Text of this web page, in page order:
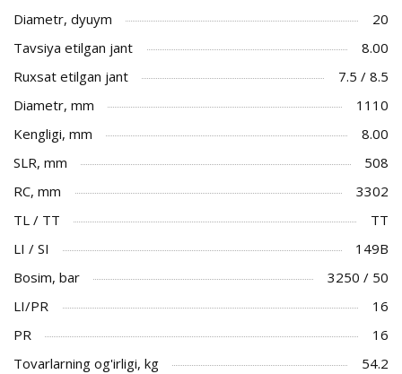
Diametr, dyuym
20
Tavsiya etilgan jant
8.00
Ruxsat etilgan jant
7.5 / 8.5
Diametr, mm
1110
Kengligi, mm
8.00
SLR, mm
508
RC, mm
3302
TL / TT
TT
LI / SI
149B
Bosim, bar
3250 / 50
LI/PR
16
PR
16
Tovarlarning og'irligi, kg
54.2